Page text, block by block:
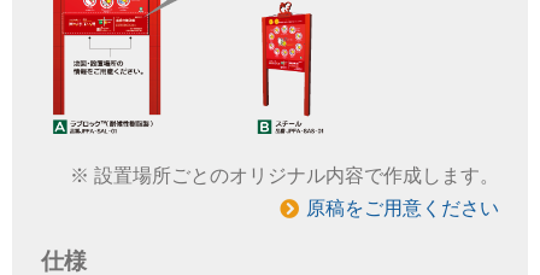
設置場所ごとのオリジナル内容で作成します。
原稿をご用意ください
仕様